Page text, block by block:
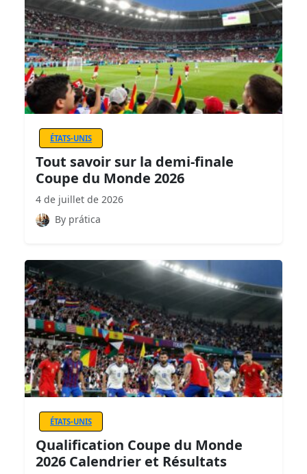
ÉTATS-UNIS
Tout savoir sur la demi-finale
Coupe du Monde 2026
4 de juillet de 2026
By prática
ÉTATS-UNIS
Qualification Coupe du Monde
2026 Calendrier et Résultats